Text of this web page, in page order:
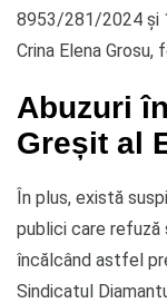
8953/281/2024 și
Crina Elena Grosu,
Abuzuri
Greșit al
În plus, există
publici care refuză
încălcând astfel
Sindicatul